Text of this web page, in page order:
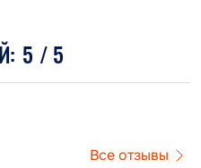
5 / 5
Все отзывы